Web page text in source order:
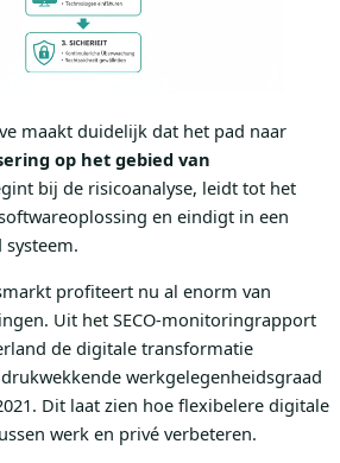
maakt duidelijk dat het pad naar
op het gebied van
bij de risicoanalyse, leidt tot het
en eindigt in een
profiteert nu al enorm van
Uit het SECO-monitoringrapport
de digitale transformatie
werkgelegenheidsgraad
Dit laat zien hoe flexibelere digitale
werk en privé verbeteren.